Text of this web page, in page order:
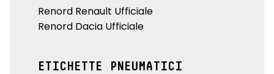
Renord Renault Ufficiale
Renord Dacia Ufficiale
ETICHETTE PNEUMATICI